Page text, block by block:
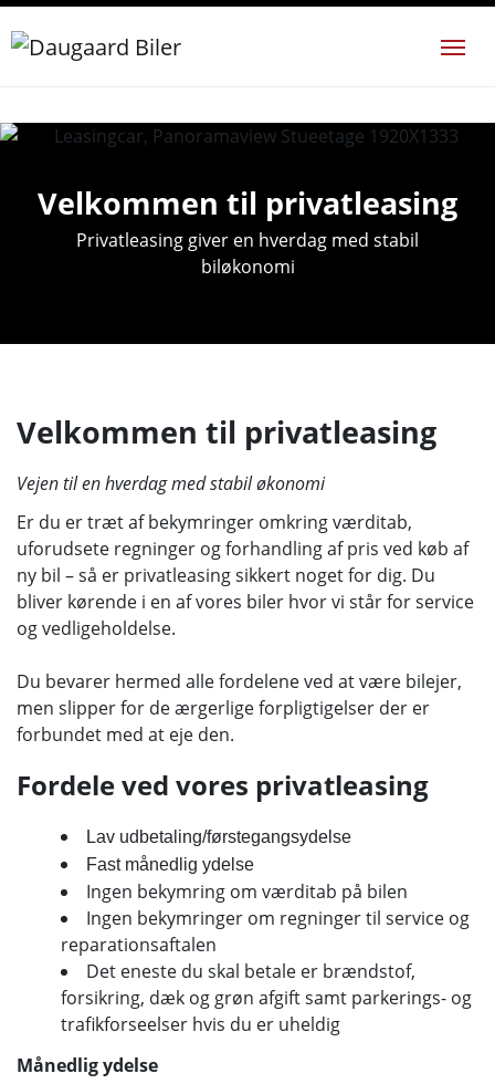
Velkommen til privatleasing
Privatleasing giver en hverdag med stabil
biløkonomi
Velkommen til privatleasing
Vejen til en hverdag med stabil økonomi
Er du er træt af bekymringer omkring værditab,
uforudsete regninger og forhandling af pris ved køb af
ny bil – så er privatleasing sikkert noget for dig. Du
bliver kørende i en af vores biler hvor vi står for service
og vedligeholdelse.
Du bevarer hermed alle fordelene ved at være bilejer,
men slipper for de ærgerlige forpligtigelser der er
forbundet med at eje den.
Fordele ved vores privatleasing
Lav udbetaling/førstegangsydelse
Fast månedlig ydelse
Ingen bekymring om værditab på bilen
Ingen bekymringer om regninger til service og
reparationsaftalen
Det eneste du skal betale er brændstof,
forsikring, dæk og grøn afgift samt parkerings- og
trafikforseelser hvis du er uheldig
Månedlig ydelse